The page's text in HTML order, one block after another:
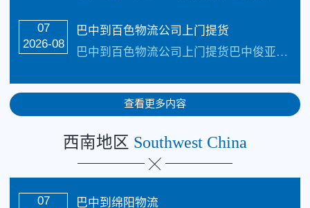
07
2026-08
巴中到百色物流公司上门提货
巴中到百色物流公司上门提货巴中俊亚物流主...…
查看更多内容
西南地区 Southwest China
07
巴中到绵阳物流